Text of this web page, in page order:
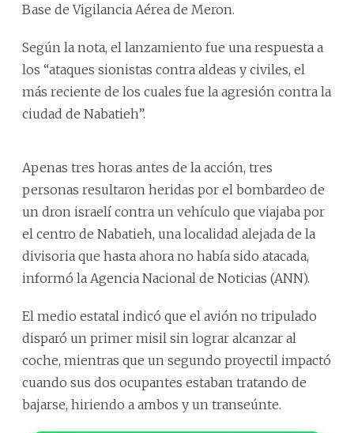
Base de Vigilancia Aérea de Meron.
Según la nota, el lanzamiento fue una respuesta a
los “ataques sionistas contra aldeas y civiles, el
más reciente de los cuales fue la agresión contra la
ciudad de Nabatieh”.
Apenas tres horas antes de la acción, tres
personas resultaron heridas por el bombardeo de
un dron israelí contra un vehículo que viajaba por
el centro de Nabatieh, una localidad alejada de la
divisoria que hasta ahora no había sido atacada,
informó la Agencia Nacional de Noticias (ANN).
El medio estatal indicó que el avión no tripulado
disparó un primer misil sin lograr alcanzar al
coche, mientras que un segundo proyectil impactó
cuando sus dos ocupantes estaban tratando de
bajarse, hiriendo a ambos y un transeúnte.